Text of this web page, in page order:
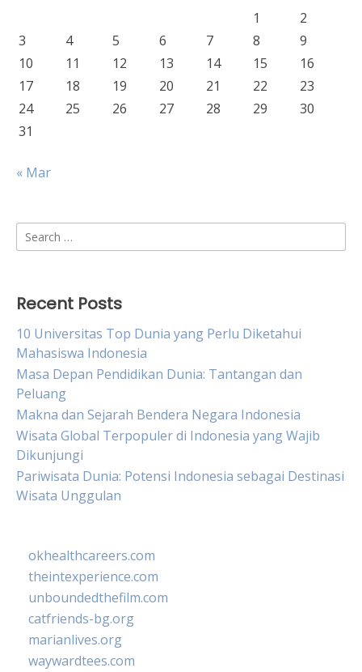
1
2
3
4 5 6 7 8
9
10
11 12 13 14 15
16
17
18 19 20 21 22
23
24
25 26 27 28 29
30
31
« Mar
Search
for:
Recent Posts
10 Universitas Top Dunia yang Perlu Diketahui
Mahasiswa Indonesia
Masa Depan Pendidikan Dunia: Tantangan dan
Peluang
Makna dan Sejarah Bendera Negara Indonesia
Wisata Global Terpopuler di Indonesia yang Wajib
Dikunjungi
Pariwisata Dunia: Potensi Indonesia sebagai Destinasi
Wisata Unggulan
okhealthcareers.com
theintexperience.com
unboundedthefilm.com
catfriends-bg.org
marianlives.org
waywardtees.com